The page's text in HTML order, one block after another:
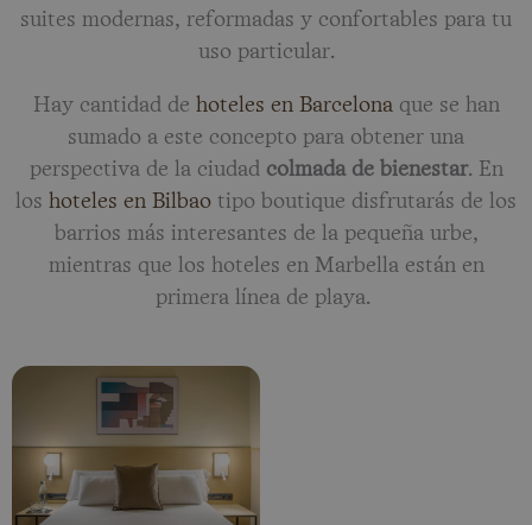
suites modernas, reformadas y confortables para tu
uso particular.
Hay cantidad de hoteles en Barcelonaque se han
sumado a este concepto para obtener una
perspectiva de la ciudadcolmada de bienestar. En
los hoteles en Bilbao tipo boutique disfrutarás de los
barrios más interesantes de la pequeña urbe,
mientras que los hoteles en Marbella están en
primera línea de playa.